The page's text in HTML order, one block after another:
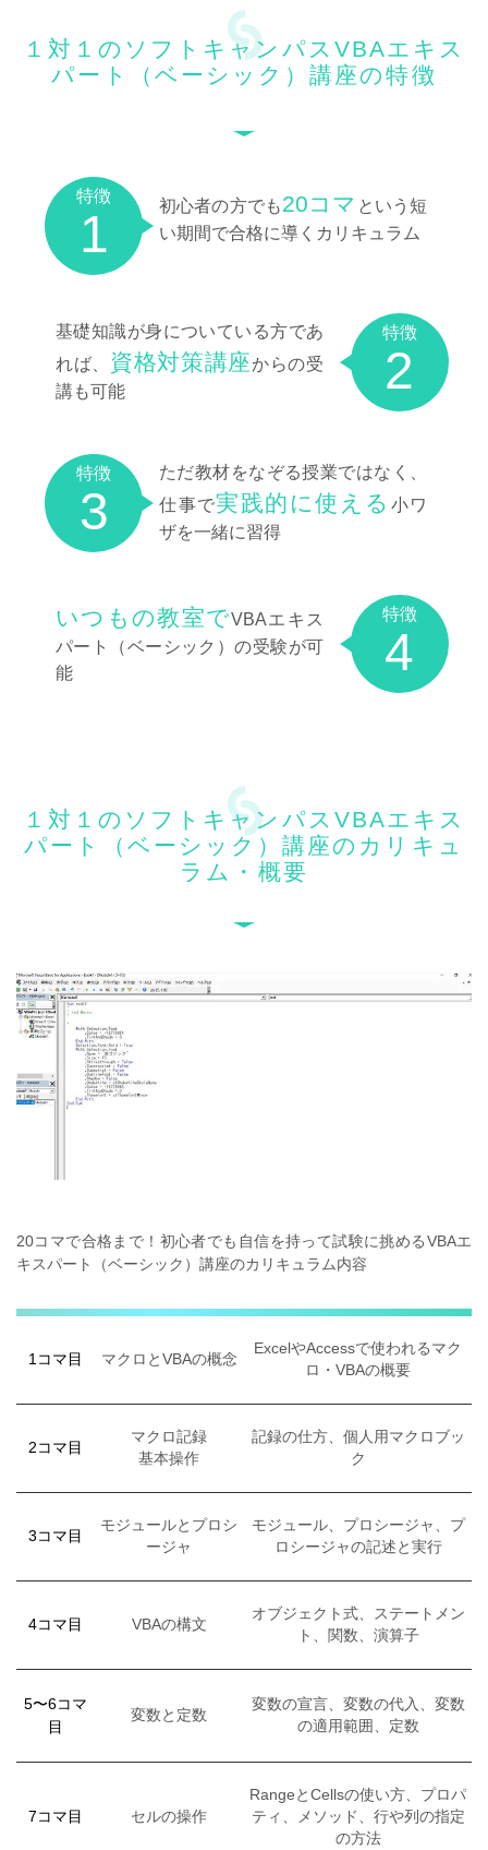
１対１のソフトキャンパスVBAエキス
パート（ベーシック）講座の特徴
特徴
1 初心者の方でも20コマ という短
い期間で合格に導くカリキュラム
特徴
2
基礎知識が身についている方であ
れば、 資格対策講座からの受
講も可能
特徴
3
ただ教材をなぞる授業ではなく、
仕事で実践的に使える 小ワ
ザを一緒に習得
特徴
4
いつもの教室でVBAエキス
パート（ベーシック）の受験が可
能
１対１のソフトキャンパスVBAエキス
パート（ベーシック）講座のカリキュ
ラム・概要
20コマで合格まで！ 初心者でも自信を持って試験に挑めるVBAエ
キスパート（ベーシック）講座のカリキュラム内容
1コマ目 マクロとVBAの概念
ExcelやAccessで使われるマク
ロ・VBAの概要
2コマ目
マクロ記録
基本操作
記録の仕方、個人用マクロブッ
ク
3コマ目
モジュールとプロシ
ージャ
モジュール、プロシージャ、プ
ロシージャの記述と実行
4コマ目 VBAの構文
オブジェクト式、ステートメン
ト、関数、演算子
5〜6コマ
目
変数と定数
変数の宣言、変数の代入、変数
の適用範囲、定数
7コマ目 セルの操作
RangeとCellsの使い方、プロパ
ティ、メソッド、行や列の指定
の方法